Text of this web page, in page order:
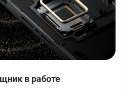
в работе